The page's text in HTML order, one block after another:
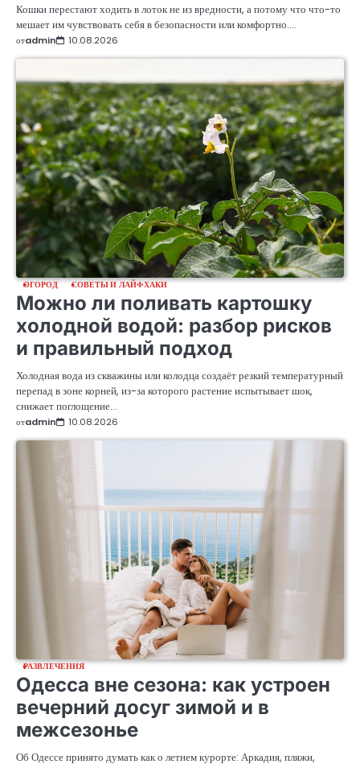
Кошки перестают ходить в лоток не из вредности, а потому что что-то
мешает им чувствовать себя в безопасности или комфортно.…
отadmin 10.08.2026
ОГОРОД СОВЕТЫ И ЛАЙФХАКИ
Можно ли поливать картошку
холодной водой: разбор рисков
и правильный подход
Холодная вода из скважины или колодца создаёт резкий температурный
перепад в зоне корней, из-за которого растение испытывает шок,
снижает поглощение…
отadmin 10.08.2026
РАЗВЛЕЧЕНИЯ
Одесса вне сезона: как устроен
вечерний досуг зимой и в
межсезонье
Об Одессе принято думать как о летнем курорте: Аркадия, пляжи,